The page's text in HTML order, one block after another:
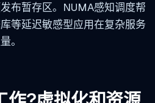
布暂存区。NUMA感知调度帮
等延迟敏感型应用在复杂服务
。